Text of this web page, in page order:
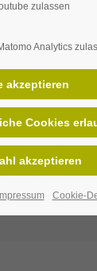
zulassen
Analytics
Impressum Cookie-